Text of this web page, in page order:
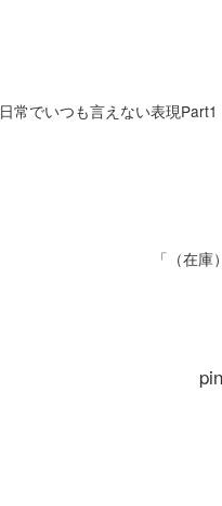
日常でいつも言えない表現Part1
「（在